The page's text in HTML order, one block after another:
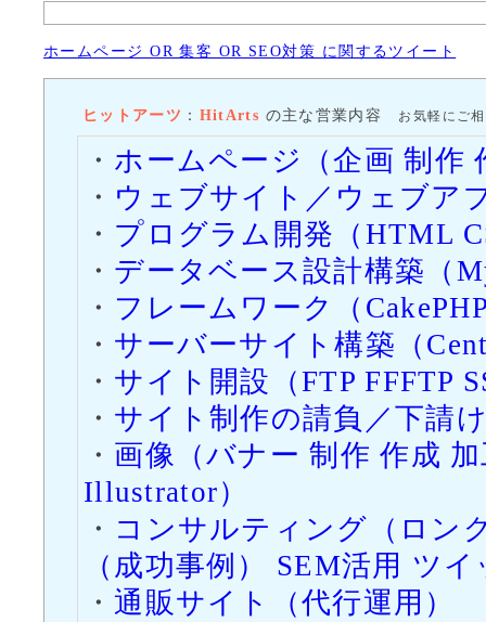
げた関係でSSL
すが、それに伴
SSLを適応しま
2015/3/8（日） 「皆生農園（か
ニューアルしま
有機農産物のご
せい のうえん）
2014/12/15（月） 「お店の販促デ
デモサンプルを
デモサンプルの
って無料にて対
この機会を是非
2014/12/1（月） 「お店の販促デ
た。
ホームページ OR 集客 OR SEO対策 に関するツイート
ヒットアーツ ： HitArts の主な営業内容 お気軽にご
・ ホームページ（企画 制作
・ ウェブサイト／ウェブア
・ プログラム開発（HTML
・ データベース設計構築（
・ フレームワーク（
・ サーバーサイト構築（
・ サイト開設（FTP FFFTP
・ サイト制作の請負／下請
・ 画像（バナー 制作 作成
Illustrator）
・ コンサルティング（ロン
（成功事例） SEM活用 ツ
・ 通販サイト（代行運用）